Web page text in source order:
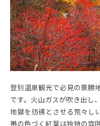
登別温泉観光で必見の景勝
です。火山ガスが吹き出し
地獄を彷彿とさせる荒々し
帯の色づく紅葉は独特の雰